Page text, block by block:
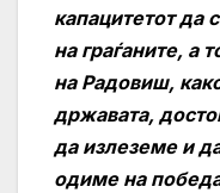
капацитетот да
на граѓаните, а
на Радовиш,
државата,
да излеземе и
одиме на